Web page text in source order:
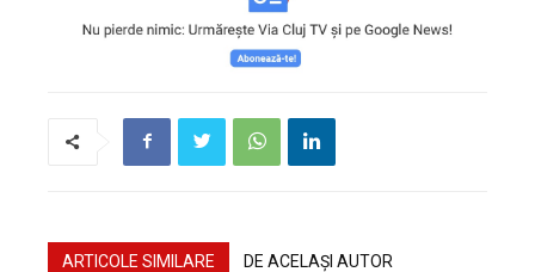
ARTICOLE SIMILARE DE ACELAȘI AUTOR